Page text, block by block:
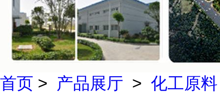
首页 > 产品展厅 > 化工原料